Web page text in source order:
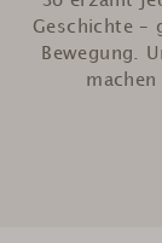
Geschichte –
Bewegung.